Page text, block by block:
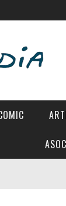
Sebastián